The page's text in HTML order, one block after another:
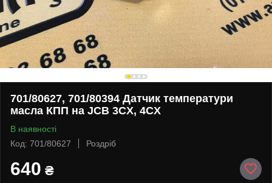
701/80627, 701/80394 Датчик температури
масла КПП на JCB 3CX, 4CX
В наявності
Код: 701/80627
Роздріб
640 ₴